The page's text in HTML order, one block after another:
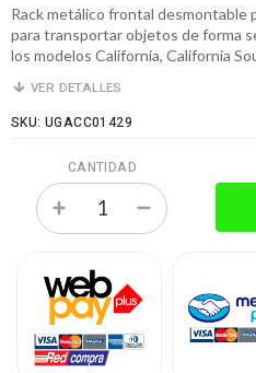
Rack metálico frontal desmontable
para transportar objetos de forma
los modelos California, California
VER DETALLES
SKU: UGACC01429
CANTIDAD